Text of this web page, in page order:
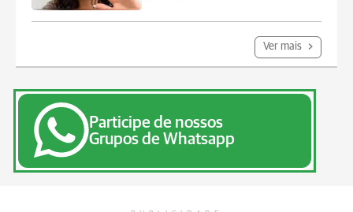
Ver mais
Participe de nossos
Grupos de Whatsapp